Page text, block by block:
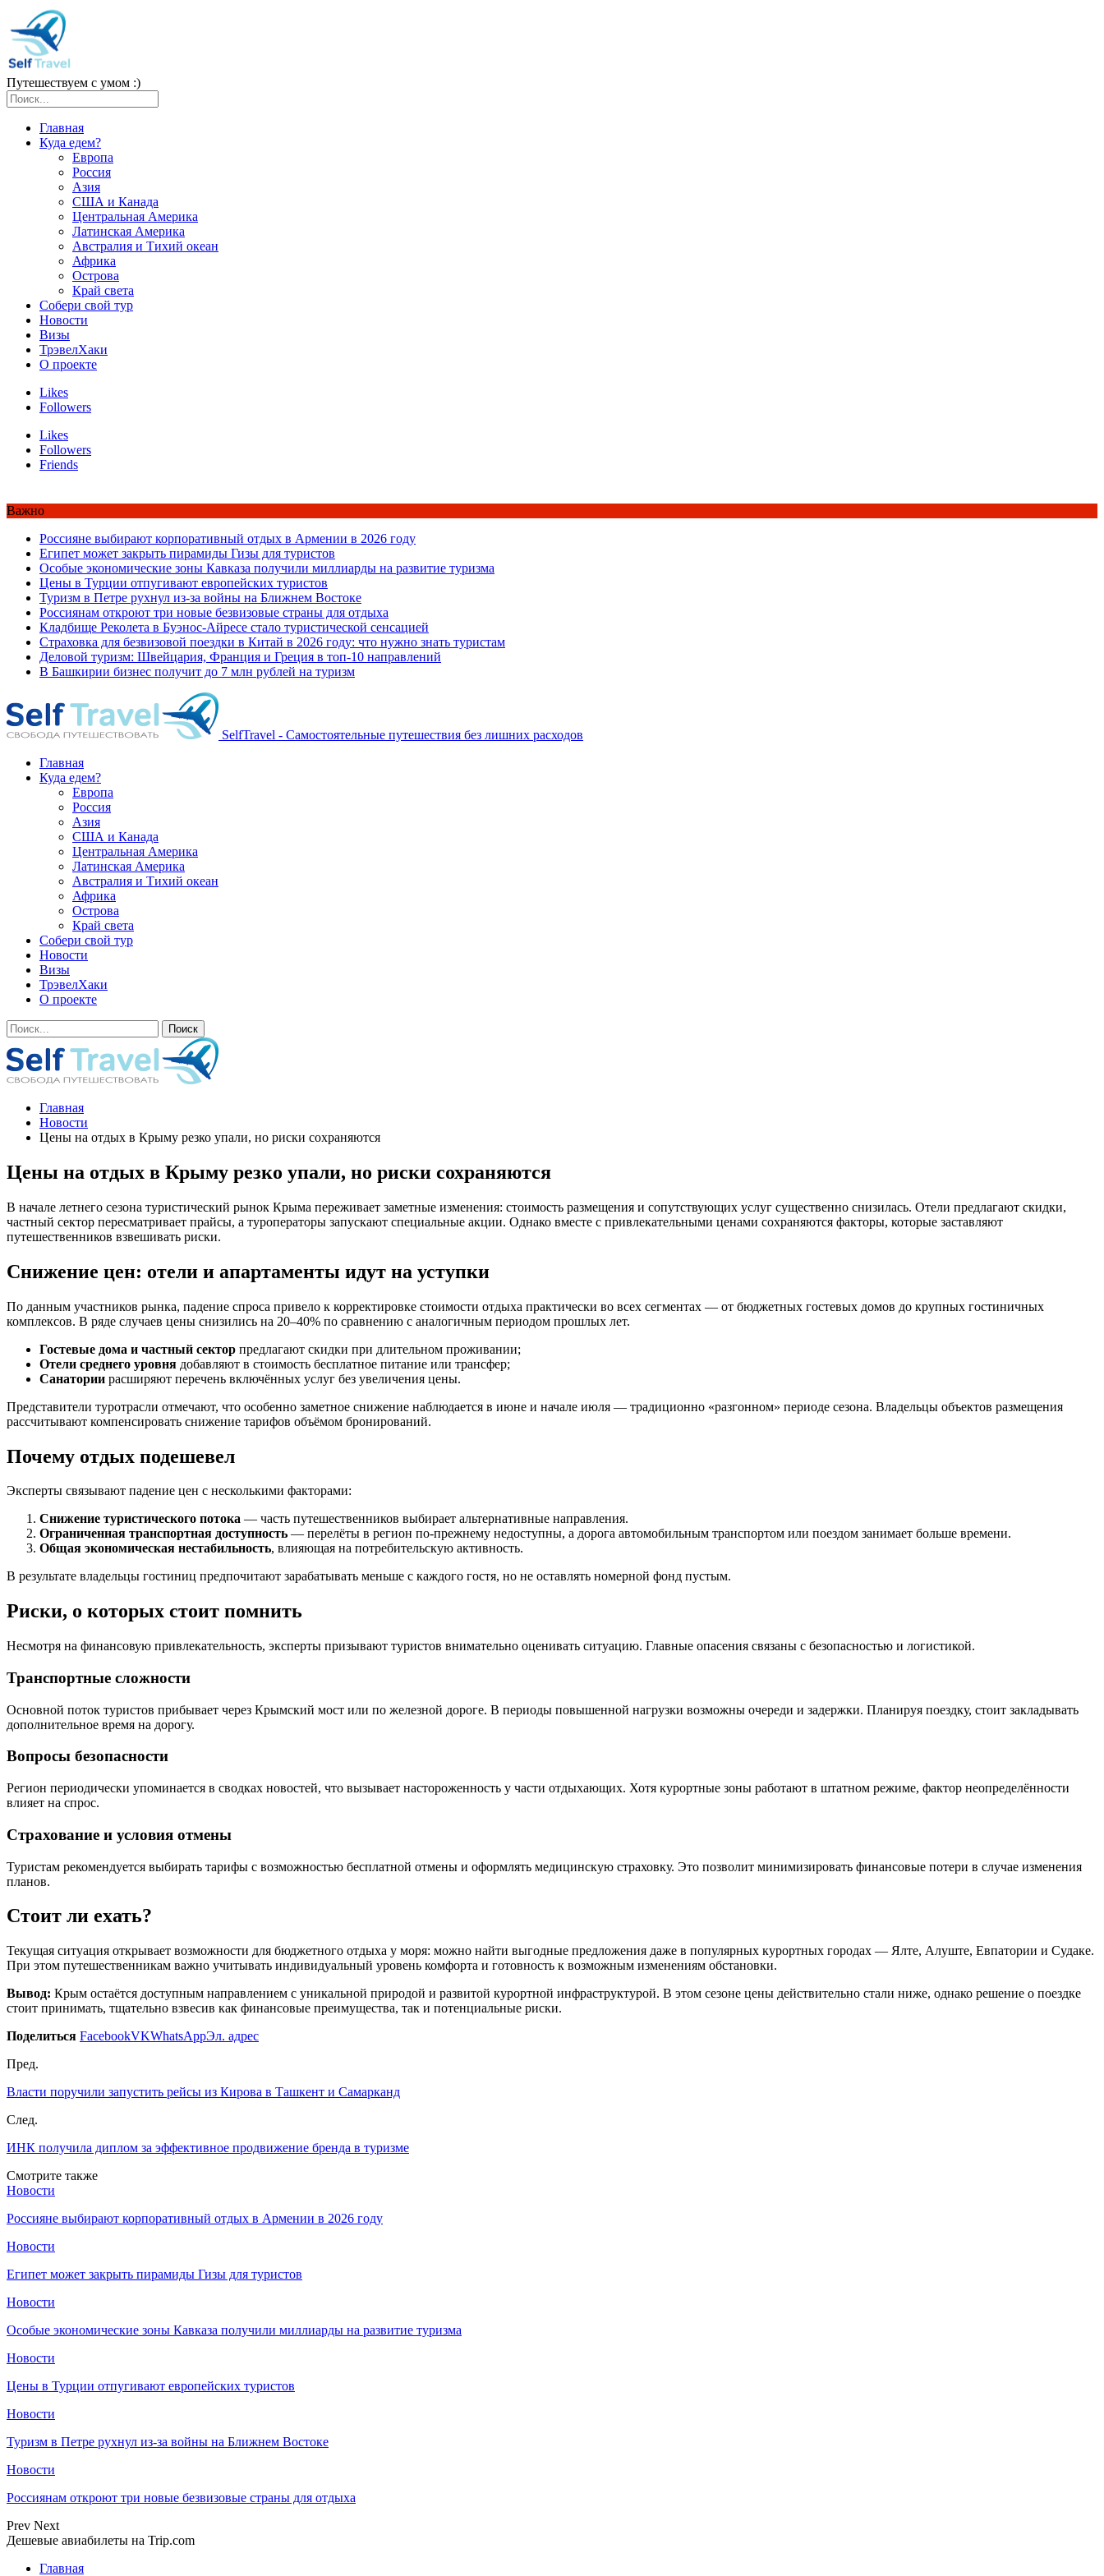
Путешествуем с умом :)
Главная
Куда едем?
Европа
Россия
Азия
США и Канада
Центральная Америка
Латинская Америка
Австралия и Тихий океан
Африка
Острова
Край света
Собери свой тур
Новости
Визы
ТрэвелХаки
О проекте
Likes
Followers
Likes
Followers
Friends
Важно
Россияне выбирают корпоративный отдых в Армении в 2026 году
Египет может закрыть пирамиды Гизы для туристов
Особые экономические зоны Кавказа получили миллиарды на развитие туризма
Цены в Турции отпугивают европейских туристов
Туризм в Петре рухнул из-за войны на Ближнем Востоке
Россиянам откроют три новые безвизовые страны для отдыха
Кладбище Реколета в Буэнос-Айресе стало туристической сенсацией
Страховка для безвизовой поездки в Китай в 2026 году: что нужно знать туристам
Деловой туризм: Швейцария, Франция и Греция в топ-10 направлений
В Башкирии бизнес получит до 7 млн рублей на туризм
SelfTravel - Самостоятельные путешествия без лишних расходов
Главная
Куда едем?
Европа
Россия
Азия
США и Канада
Центральная Америка
Латинская Америка
Австралия и Тихий океан
Африка
Острова
Край света
Собери свой тур
Новости
Визы
ТрэвелХаки
О проекте
Главная
Новости
Цены на отдых в Крыму резко упали, но риски сохраняются
Цены на отдых в Крыму резко упали, но риски сохраняются
В начале летнего сезона туристический рынок Крыма переживает заметные изменения: стоимость размещения и сопутствующих услуг существенно снизилась. Отели предлагают скидки,
частный сектор пересматривает прайсы, а туроператоры запускают специальные акции. Однако вместе с привлекательными ценами сохраняются факторы, которые заставляют
путешественников взвешивать риски.
Снижение цен: отели и апартаменты идут на уступки
По данным участников рынка, падение спроса привело к корректировке стоимости отдыха практически во всех сегментах — от бюджетных гостевых домов до крупных гостиничных
комплексов. В ряде случаев цены снизились на 20–40% по сравнению с аналогичным периодом прошлых лет.
Гостевые дома и частный сектор предлагают скидки при длительном проживании;
Отели среднего уровня добавляют в стоимость бесплатное питание или трансфер;
Санатории расширяют перечень включённых услуг без увеличения цены.
Представители туротрасли отмечают, что особенно заметное снижение наблюдается в июне и начале июля — традиционно «разгонном» периоде сезона. Владельцы объектов размещения
рассчитывают компенсировать снижение тарифов объёмом бронирований.
Почему отдых подешевел
Эксперты связывают падение цен с несколькими факторами:
Снижение туристического потока — часть путешественников выбирает альтернативные направления.
Ограниченная транспортная доступность — перелёты в регион по-прежнему недоступны, а дорога автомобильным транспортом или поездом занимает больше времени.
Общая экономическая нестабильность, влияющая на потребительскую активность.
В результате владельцы гостиниц предпочитают зарабатывать меньше с каждого гостя, но не оставлять номерной фонд пустым.
Риски, о которых стоит помнить
Несмотря на финансовую привлекательность, эксперты призывают туристов внимательно оценивать ситуацию. Главные опасения связаны с безопасностью и логистикой.
Транспортные сложности
Основной поток туристов прибывает через Крымский мост или по железной дороге. В периоды повышенной нагрузки возможны очереди и задержки. Планируя поездку, стоит закладывать
дополнительное время на дорогу.
Вопросы безопасности
Регион периодически упоминается в сводках новостей, что вызывает настороженность у части отдыхающих. Хотя курортные зоны работают в штатном режиме, фактор неопределённости
влияет на спрос.
Страхование и условия отмены
Туристам рекомендуется выбирать тарифы с возможностью бесплатной отмены и оформлять медицинскую страховку. Это позволит минимизировать финансовые потери в случае изменения
планов.
Стоит ли ехать?
Текущая ситуация открывает возможности для бюджетного отдыха у моря: можно найти выгодные предложения даже в популярных курортных городах — Ялте, Алуште, Евпатории и Судаке.
При этом путешественникам важно учитывать индивидуальный уровень комфорта и готовность к возможным изменениям обстановки.
Вывод: Крым остаётся доступным направлением с уникальной природой и развитой курортной инфраструктурой. В этом сезоне цены действительно стали ниже, однако решение о поездке
стоит принимать, тщательно взвесив как финансовые преимущества, так и потенциальные риски.
Поделиться FacebookVKWhatsAppЭл. адрес
Пред.
Власти поручили запустить рейсы из Кирова в Ташкент и Самарканд
След.
ИНК получила диплом за эффективное продвижение бренда в туризме
Смотрите также
Новости
Россияне выбирают корпоративный отдых в Армении в 2026 году
Новости
Египет может закрыть пирамиды Гизы для туристов
Новости
Особые экономические зоны Кавказа получили миллиарды на развитие туризма
Новости
Цены в Турции отпугивают европейских туристов
Новости
Туризм в Петре рухнул из-за войны на Ближнем Востоке
Новости
Россиянам откроют три новые безвизовые страны для отдыха
Prev Next
Дешевые авиабилеты на Trip.com
Главная